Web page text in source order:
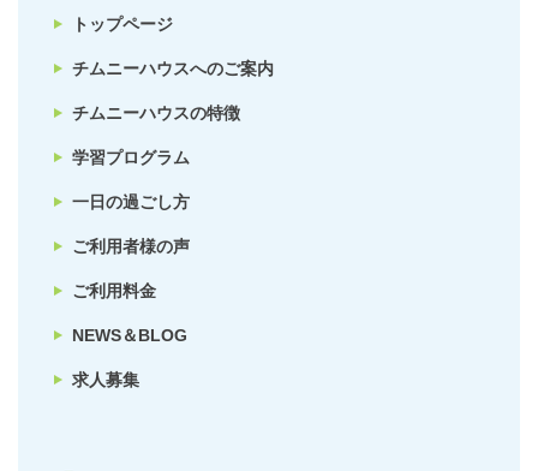
トップページ
チムニーハウスへのご案内
チムニーハウスの特徴
学習プログラム
一日の過ごし方
ご利用者様の声
ご利用料金
NEWS＆BLOG
求人募集